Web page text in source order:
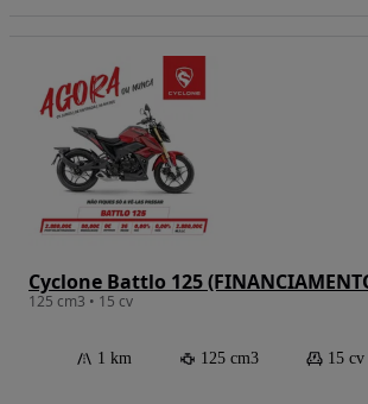
125 cm3 • 15 cv
1 km 125 cm3 15 cv